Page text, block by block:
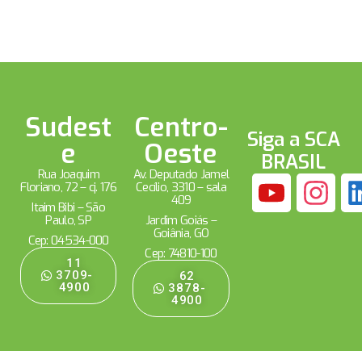
Sudest
e
Rua Joaquim
Floriano, 72 – cj. 176
Itaim Bibi – São
Paulo, SP
Cep: 04534-000
11
3709-
4900
Centro-
Oeste
Av. Deputado Jamel
Cecílio, 3310 – sala
409
Jardim Goiás –
Goiânia, GO
Cep: 74810-100
62
3878-
4900
Siga a SCA
BRASIL